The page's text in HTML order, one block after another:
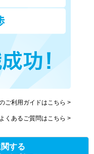
ご利用ガイドはこちら >
よくあるご質問はこちら >
する